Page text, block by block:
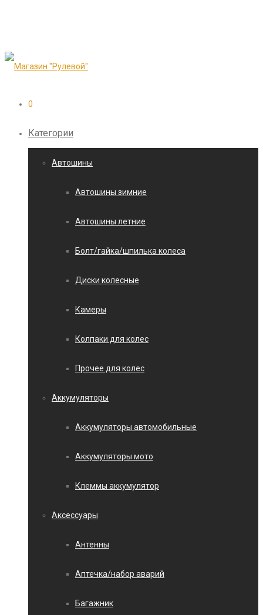
0
Категории
Автошины
Автошины зимние
Автошины летние
Болт/гайка/шпилька колеса
Диски колесные
Камеры
Колпаки для колес
Прочее для колес
Аккумуляторы
Аккумуляторы автомобильные
Аккумуляторы мото
Клеммы аккумулятор
Аксессуары
Антенны
Аптечка/набор аварий
Багажник